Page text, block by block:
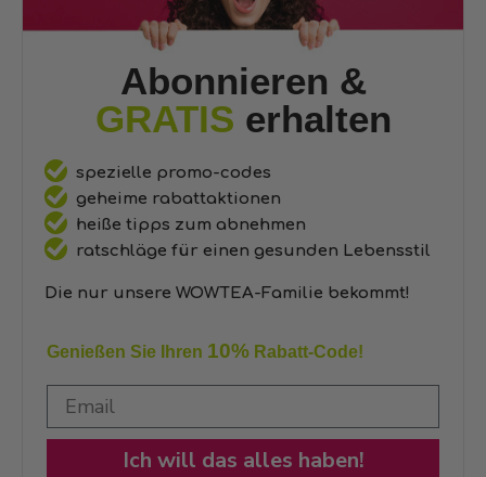
Abonnieren &
GRATIS erhalten
spezielle promo-codes
geheime rabattaktionen
heiße tipps zum abnehmen
ratschläge für einen gesunden Lebensstil
Die nur unsere WOWTEA-Familie bekommt!
Genießen Sie Ihren 10% Rabatt-Code!
Ich will das alles haben!